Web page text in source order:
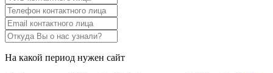
На какой период нужен сайт